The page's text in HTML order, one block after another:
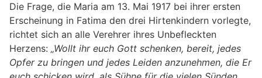
Die Frage, die Maria am 13. Mai 1917 bei ihrer ersten
Erscheinung in Fatima den drei Hirtenkindern vorlegte,
richtet sich an alle Verehrer ihres Unbefleckten
Herzens: „Wollt ihr euch Gott schenken, bereit, jedes
Opfer zu bringen und jedes Leiden anzunehmen, die Er